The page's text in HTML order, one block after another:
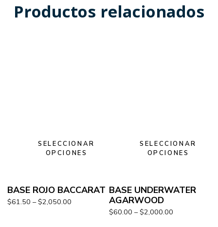
Productos relacionados
SELECCIONAR
OPCIONES
BASE ROJO BACCARAT
$61.50 – $2,050.00
SELECCIONAR
OPCIONES
BASE UNDERWATER
AGARWOOD
$60.00 – $2,000.00